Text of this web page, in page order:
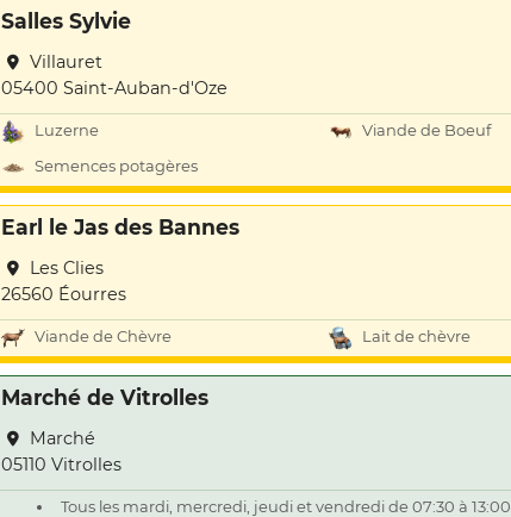
Salles Sylvie
Villauret
05400 Saint-Auban-d'Oze
Luzerne
Viande de Boeuf
Semences potagères
Earl le Jas des Bannes
Les Clies
26560 Éourres
Viande de Chèvre Lait de chèvre
Marché de Vitrolles
Marché
05110 Vitrolles
Tous les mardi, mercredi, jeudi et vendredi de 07:30 à 13:00